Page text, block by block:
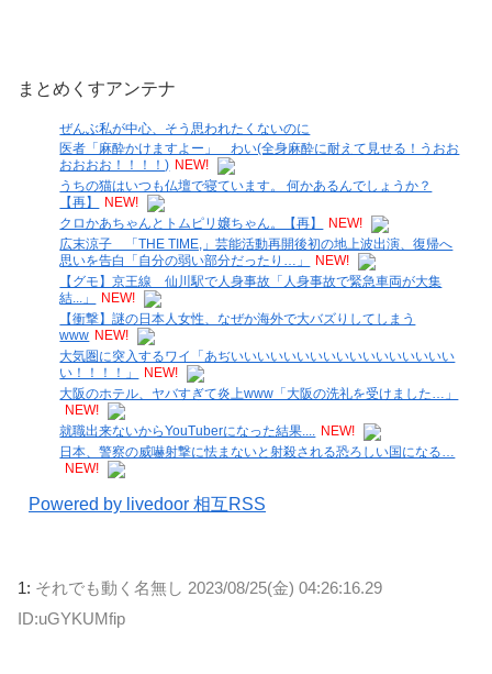
まとめくすアンテナ
ぜんぶ私が中心、そう思われたくないのに
医者「麻酔かけますよー」 わい(全身麻酔に耐えて見せる！うおお
おおおお！！！！) NEW!
うちの猫はいつも仏壇で寝ています。 何かあるんでしょうか？
【再】
NEW!
クロかあちゃんとトムピリ嬢ちゃん。【再】
NEW!
広末涼子 「THE TIME,」芸能活動再開後初の地上波出演、復帰へ
思いを告白「自分の弱い部分だったり…」
NEW!
【グモ】京王線 仙川駅で人身事故「人身事故で緊急車両が大集
結...」
NEW!
【衝撃】謎の日本人女性、なぜか海外で大バズりしてしまう
www NEW!
大気圏に突入するワイ「あぢいいいいいいいいいいいいいいいいい
い！！！！」
NEW!
大阪のホテル、ヤバすぎて炎上www「大阪の洗礼を受けました…」
NEW!
就職出来ないからYouTuberになった結果....
NEW!
日本、警察の威嚇射撃に怯まないと射殺される恐ろしい国になる…
NEW!
Powered by livedoor 相互RSS
1: それでも動く名無し 2023/08/25(金) 04:26:16.29
ID:uGYKUMfip